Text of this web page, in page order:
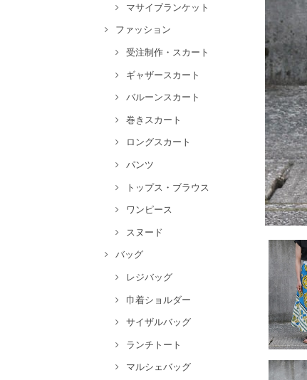
マサイブランケット
ファッション
受注制作・スカート
ギャザースカート
バルーンスカート
巻きスカート
ロングスカート
パンツ
トップス・ブラウス
ワンピース
スヌード
バッグ
レジバッグ
巾着ショルダー
サイザルバッグ
ランチトート
マルシェバッグ